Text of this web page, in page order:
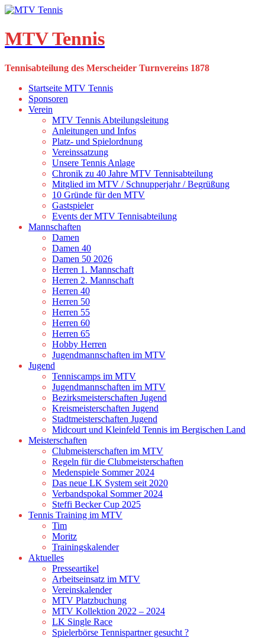
Skip
content
MTV Tennis
Tennisabteilung des Merscheider Turnvereins 1878
Startseite MTV Tennis
Sponsoren
Verein
MTV Tennis Abteilungsleitung
Anleitungen und Infos
Platz- und Spielordnung
Vereinssatzung
Unsere Tennis Anlage
Chronik zu 40 Jahre MTV Tennisabteilung
Mitglied im MTV / Schnupperjahr / Begrüßung
10 Gründe für den MTV
Gastspieler
Events der MTV Tennisabteilung
Mannschaften
Damen
Damen 40
Damen 50 2026
Herren 1. Mannschaft
Herren 2. Mannschaft
Herren 40
Herren 50
Herren 55
Herren 60
Herren 65
Hobby Herren
Jugendmannschaften im MTV
Jugend
Tenniscamps im MTV
Jugendmannschaften im MTV
Bezirksmeisterschaften Jugend
Kreismeisterschaften Jugend
Stadtmeisterschaften Jugend
Midcourt und Kleinfeld Tennis im Bergischen Land
Meisterschaften
Clubmeisterschaften im MTV
Regeln für die Clubmeisterschaften
Medenspiele Sommer 2024
Das neue LK System seit 2020
Verbandspokal Sommer 2024
Steffi Becker Cup 2025
Tennis Training im MTV
Tim
Moritz
Trainingskalender
Aktuelles
Presseartikel
Arbeitseinsatz im MTV
Vereinskalender
MTV Platzbuchung
MTV Kollektion 2022 – 2024
LK Single Race
Spielerbörse Tennispartner gesucht ?